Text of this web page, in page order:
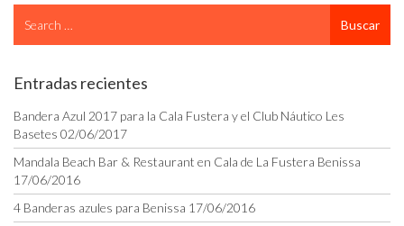
for
Buscar
Entradas recientes
Bandera Azul 2017 para la Cala Fustera y el Club Náutico Les
Basetes 02/06/2017
Mandala Beach Bar & Restaurant en Cala de La Fustera Benissa
17/06/2016
4 Banderas azules para Benissa 17/06/2016